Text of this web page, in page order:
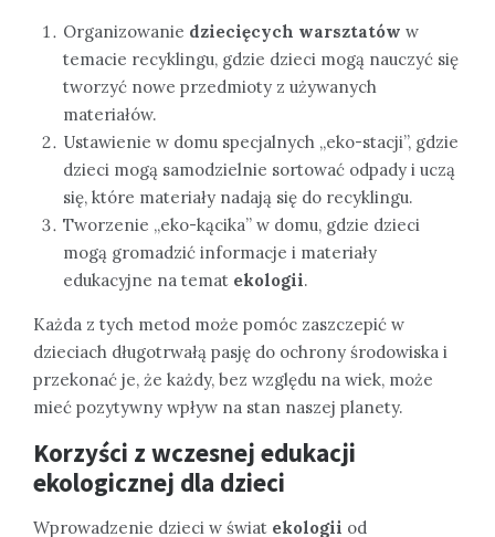
Organizowanie dziecięcych warsztatów w
temacie recyklingu, gdzie dzieci mogą nauczyć się
tworzyć nowe przedmioty z używanych
materiałów.
Ustawienie w domu specjalnych „eko-stacji”, gdzie
dzieci mogą samodzielnie sortować odpady i uczą
się, które materiały nadają się do recyklingu.
Tworzenie „eko-kącika” w domu, gdzie dzieci
mogą gromadzić informacje i materiały
edukacyjne na temat ekologii.
Każda z tych metod może pomóc zaszczepić w
dzieciach długotrwałą pasję do ochrony środowiska i
przekonać je, że każdy, bez względu na wiek, może
mieć pozytywny wpływ na stan naszej planety.
Korzyści z wczesnej edukacji
ekologicznej dla dzieci
Wprowadzenie dzieci w świat ekologii od